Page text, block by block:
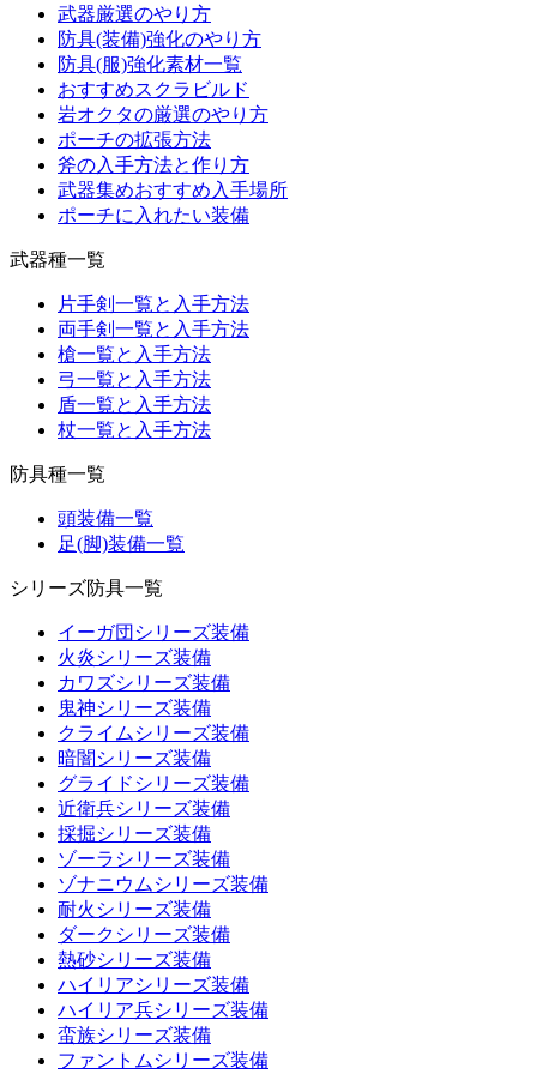
武器厳選のやり方
防具(装備)強化のやり方
防具(服)強化素材一覧
おすすめスクラビルド
岩オクタの厳選のやり方
ポーチの拡張方法
斧の入手方法と作り方
武器集めおすすめ入手場所
ポーチに入れたい装備
武器種一覧
片手剣一覧と入手方法
両手剣一覧と入手方法
槍一覧と入手方法
弓一覧と入手方法
盾一覧と入手方法
杖一覧と入手方法
防具種一覧
頭装備一覧
足(脚)装備一覧
シリーズ防具一覧
イーガ団シリーズ装備
火炎シリーズ装備
カワズシリーズ装備
鬼神シリーズ装備
クライムシリーズ装備
暗闇シリーズ装備
グライドシリーズ装備
近衛兵シリーズ装備
採掘シリーズ装備
ゾーラシリーズ装備
ゾナニウムシリーズ装備
耐火シリーズ装備
ダークシリーズ装備
熱砂シリーズ装備
ハイリアシリーズ装備
ハイリア兵シリーズ装備
蛮族シリーズ装備
ファントムシリーズ装備